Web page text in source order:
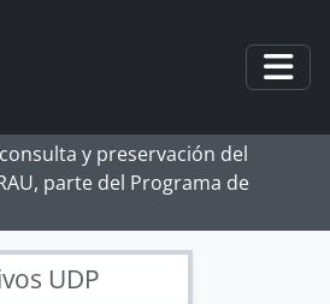
y preservación del
parte del Programa de
UDP